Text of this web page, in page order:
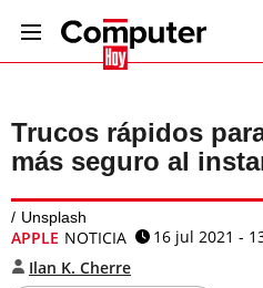
Trucos rápidos
más seguro al
Unsplash
APPLE NOTICIA
16 jul 2021 -
Ilan K. Cherre